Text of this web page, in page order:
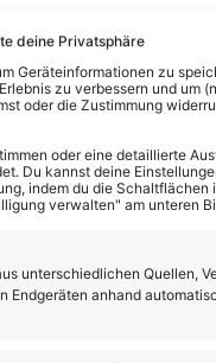
deine Privatsphäre
Geräteinformationen zu
zu verbessern und um
oder die Zustimmung
oder eine detaillierte
Du kannst deine
indem du die
verwalten" am unteren
unterschiedlichen Quellen,
Endgeräten anhand